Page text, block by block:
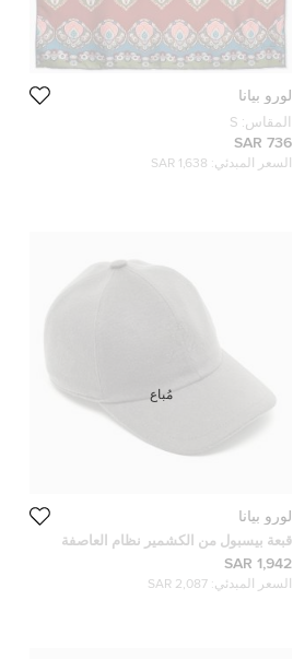
لورو بيانا
المقاس: S
736 SAR
السعر المبدئي: 1,638 SAR
لورو بيانا
قبعة بيسبول من الكشمير نظام العاصفة
لورو بيانا رمادي صغير
1,942 SAR
السعر المبدئي: 2,087 SAR
مُباع